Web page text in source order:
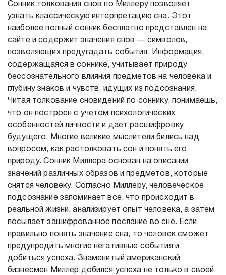
Сонник толкования снов по Миллеру позволяет
узнать классическую интерпретацию сна. Этот
наиболее полный сонник бесплатно представлен на
сайте и содержит значения снов — символов,
позволяющих предугадать события. Информация,
содержащаяся в соннике, учитывает природу
бессознательного влияния предметов на человека и
глубину знаков и чувств, идущих из подсознания.
Читая толкование сновидений по соннику, понимаешь,
что он построен с учетом психологических
особенностей личности и дает расшифровку
будущего. Многие великие мыслители бились над
вопросом, как растолковать сон и понять его
природу. Сонник Миллера основан на описании
значений различных образов и предметов, которые
снятся человеку. Согласно Миллеру, человеческое
подсознание запоминает все, что происходит в
реальной жизни, анализирует опыт человека, а затем
посылает зашифрованное послание во сне. Если
правильно понять значение сна, то человек сможет
предупредить многие негативные события и
добиться успеха. Знаменитый американский
бизнесмен Миллер добился успеха не только в своей